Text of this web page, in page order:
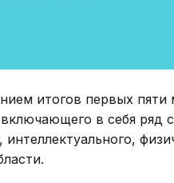
итогов первых пяти
включающего в себя ряд